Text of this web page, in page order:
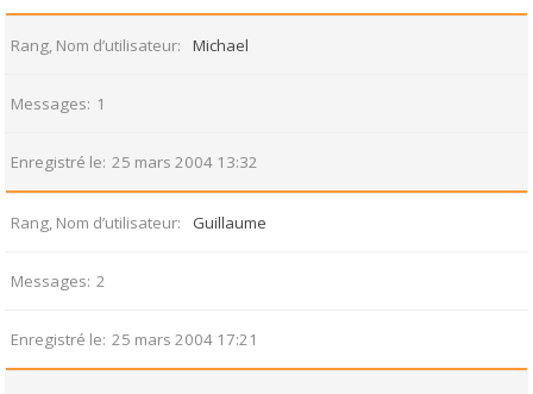
Rang, Nom d’utilisateur Michael
Messages 1
Enregistré le 25 mars 2004 13:32
Rang, Nom d’utilisateur Guillaume
Messages 2
Enregistré le 25 mars 2004 17:21